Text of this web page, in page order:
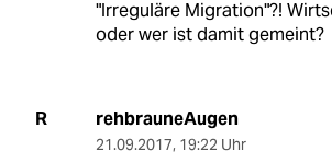
"Irreguläre Migration"?!
oder wer ist damit gemeint?
R rehbrauneAugen
21.09.2017, 19:22 Uhr